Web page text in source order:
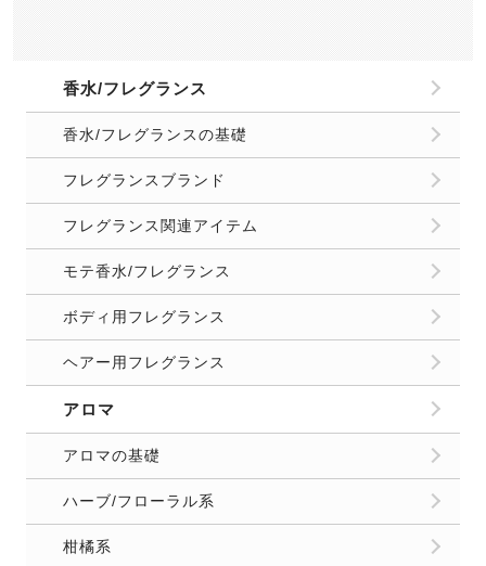
香水/フレグランス
香水/フレグランスの基礎
フレグランスブランド
フレグランス関連アイテム
モテ香水/フレグランス
ボディ用フレグランス
ヘアー用フレグランス
アロマ
アロマの基礎
ハーブ/フローラル系
柑橘系